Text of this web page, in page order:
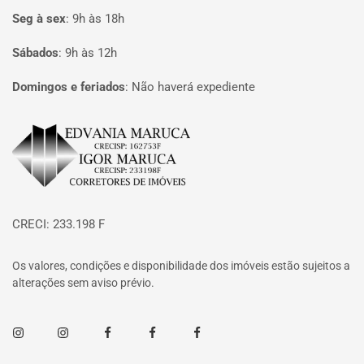
Seg à sex: 9h às 18h
Sábados: 9h às 12h
Domingos e feriados: Não haverá expediente
Página inicial
CRECI: 233.198 F
Os valores, condições e disponibilidade dos imóveis estão sujeitos a
alterações sem aviso prévio.
InstagramInstagramFacebookFacebookFacebook